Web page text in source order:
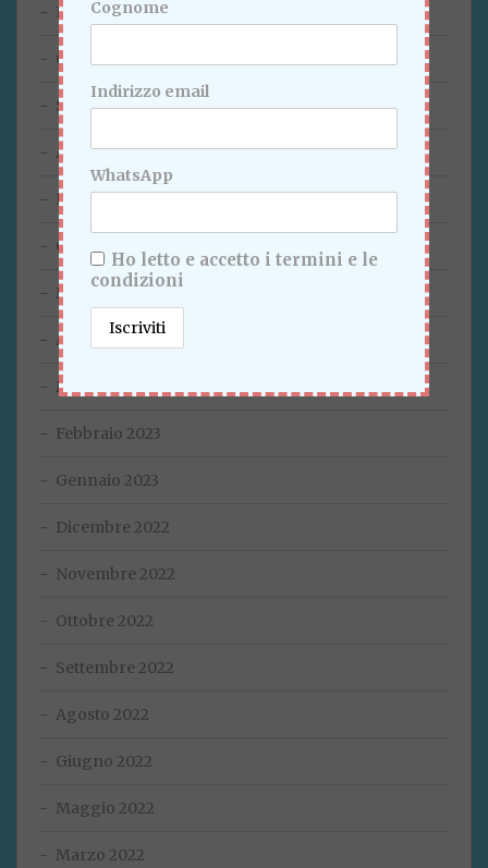
Novembre 2023
Ottobre 2023
Settembre 2023
Agosto 2023
Luglio 2023
Giugno 2023
Maggio 2023
Aprile 2023
Marzo 2023
Febbraio 2023
Gennaio 2023
Dicembre 2022
Novembre 2022
Ottobre 2022
Settembre 2022
Agosto 2022
Giugno 2022
Maggio 2022
Marzo 2022
Cognome
Indirizzo email
WhatsApp
Ho letto e accetto i termini e le
condizioni